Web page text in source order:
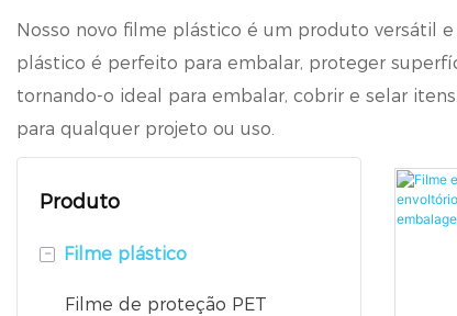
Nosso novo filme plástico é um produto versátil
plástico é perfeito para embalar, proteger
tornando-o ideal para embalar, cobrir e selar
para qualquer projeto ou uso.
Produto
- Filme plástico
Filme de proteção PET